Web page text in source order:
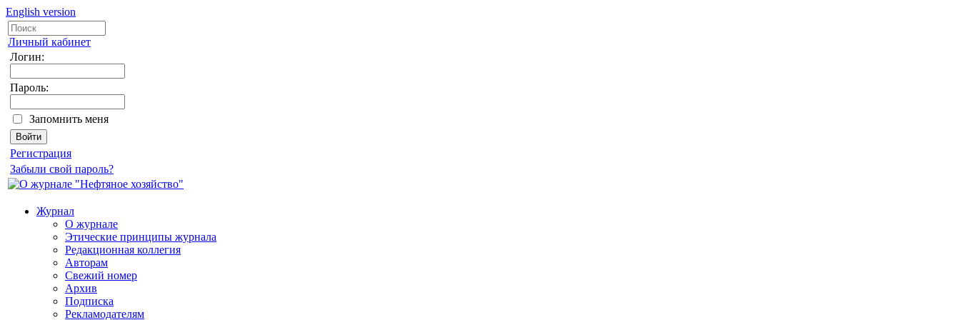
English version
Личный кабинет
Логин:
Пароль:
Запомнить меня
Регистрация
Забыли свой пароль?
Журнал
О журнале
Этические принципы журнала
Редакционная коллегия
Авторам
Свежий номер
Архив
Подписка
Рекламодателям